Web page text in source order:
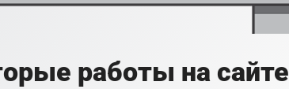
работы на сайте